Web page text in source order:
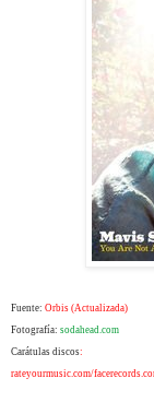
Fuente: Orbis (Actualizada)
Fotografía: sodahead.com
Carátulas discos:
rateyourmusic.com/